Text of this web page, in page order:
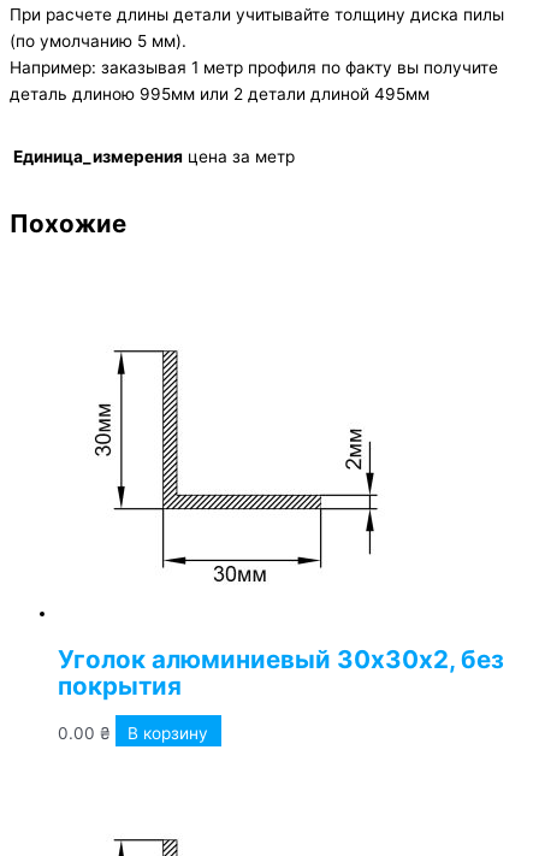
При расчете длины детали учитывайте толщину диска пилы
(по умолчанию 5 мм).
Например: заказывая 1 метр профиля по факту вы получите
деталь длиною 995мм или 2 детали длиной 495мм
Единица_измерения цена за метр
Похожие
Уголок алюминиевый 30х30х2, без
покрытия
0.00 ₴ В корзину